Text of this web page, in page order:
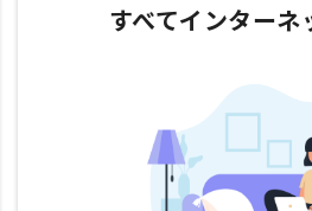
すべてインターネ